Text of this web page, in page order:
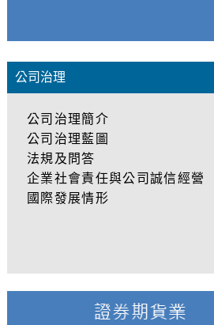
公司治理
公司治理簡介
公司治理藍圖
法規及問答
企業社會責任與公司誠信經營
國際發展情形